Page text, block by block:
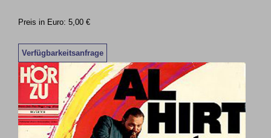
Preis in Euro: 5,00 €
Verfügbarkeitsanfrage